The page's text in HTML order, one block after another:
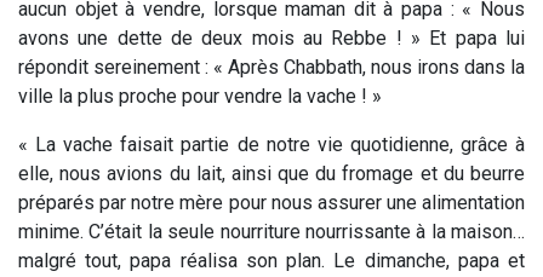
aucun objet à vendre, lorsque maman dit à papa : « Nous
avons une dette de deux mois au Rebbe ! » Et papa lui
répondit sereinement : « Après Chabbath, nous irons dans la
ville la plus proche pour vendre la vache ! »
« La vache faisait partie de notre vie quotidienne, grâce à
elle, nous avions du lait, ainsi que du fromage et du beurre
préparés par notre mère pour nous assurer une alimentation
minime. C’était la seule nourriture nourrissante à la maison…
malgré tout, papa réalisa son plan. Le dimanche, papa et